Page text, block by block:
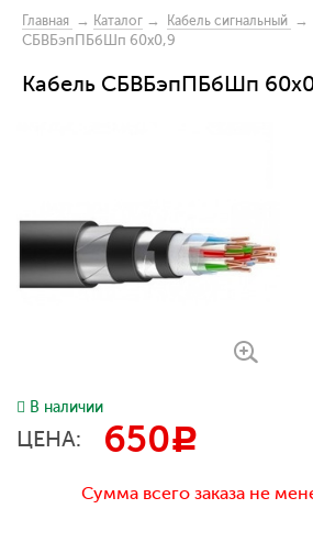
Главная → Каталог → Кабель сигнальный →
СБВБэпПБбШп 60х0,9
Кабель СБВБэпПБбШп
В наличии
ЦЕНА: 650c
Сумма всего заказа не